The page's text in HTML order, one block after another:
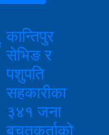
कान्तिपुर
सेभिङ र
पशुपति
सहकारीका
३४१ जना
बचतकर्ताको